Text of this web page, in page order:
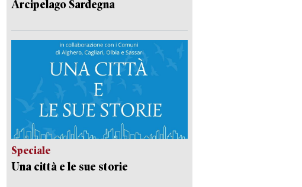
Arcipelago Sardegna
Speciale
Una città e le sue storie